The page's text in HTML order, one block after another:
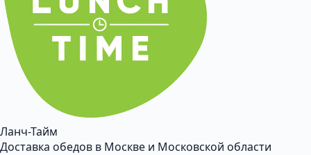
Ланч-Тайм
Доставка обедов в Москве и Московской области